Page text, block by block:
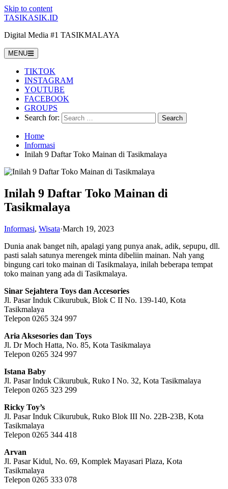
Skip to content
TASIKASIK.ID
Digital Media #1 TASIKMALAYA
MENU
TIKTOK
INSTAGRAM
YOUTUBE
FACEBOOK
GROUPS
Search for:
Home
Informasi
Inilah 9 Daftar Toko Mainan di Tasikmalaya
Inilah 9 Daftar Toko Mainan di
Tasikmalaya
Informasi, Wisata·March 19, 2023
Dunia anak banget nih, apalagi yang punya anak, adik, sepupu, dll.
pasti salah satunya merengek minta dibeliin mainan. Nah yang
bingung cari toko mainan di Tasikmalaya, inilah beberapa tempat
toko mainan yang ada di Tasikmalaya.
Sinar Sejahtera Toys dan Accesories
Jl. Pasar Induk Cikurubuk, Blok C II No. 139-140, Kota
Tasikmalaya
Telepon 0265 324 997
Aria Aksesories dan Toys
Jl. Dr Moch Hatta, No. 85, Kota Tasikmalaya
Telepon 0265 324 997
Istana Baby
Jl. Pasar Induk Cikurubuk, Ruko I No. 32, Kota Tasikmalaya
Telepon 0265 323 299
Ricky Toy’s
Jl. Pasar Induk Cikurubuk, Ruko Blok III No. 22B-23B, Kota
Tasikmalaya
Telepon 0265 344 418
Arvan
Jl. Pasar Kidul, No. 69, Komplek Mayasari Plaza, Kota
Tasikmalaya
Telepon 0265 333 078